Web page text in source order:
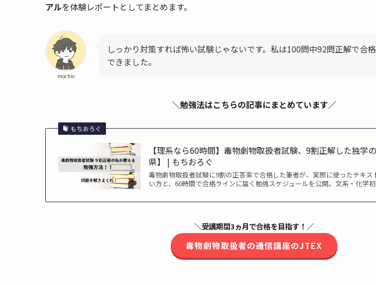
アルを体験レポートとしてまとめます。
mochio
しっかり対策すれば怖い試験じゃないです。私は100問中92問正解で合格
できました。
＼勉強法はこちらの記事にまとめています／
もちおろぐ
【理系なら60時間】毒物劇物取扱者試験、9割正解した独学
県】 | もちおろぐ
毒物劇物取扱者試験に9割の正答率で合格した筆者が、実際に使ったテキ
い方と、60時間で合格ラインに届く勉強スケジュールを公開。文系・化学
＼受講期間3ヵ月で合格を目指す！／
毒物劇物取扱者の通信講座のJTEX